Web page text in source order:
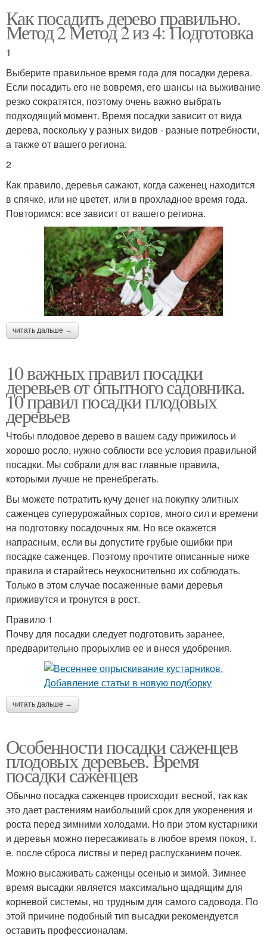
Как посадить дерево правильно.
Метод 2 Метод 2 из 4: Подготовка
1
Выберите правильное время года для посадки дерева.
Если посадить его не вовремя, его шансы на выживание
резко сократятся, поэтому очень важно выбрать
подходящий момент. Время посадки зависит от вида
дерева, поскольку у разных видов - разные потребности,
а также от вашего региона.
2
Как правило, деревья сажают, когда саженец находится
в спячке, или не цветет, или в прохладное время года.
Повторимся: все зависит от вашего региона.
читать дальше →
10 важных правил посадки
деревьев от опытного садовника.
10 правил посадки плодовых
деревьев
Чтобы плодовое дерево в вашем саду прижилось и
хорошо росло, нужно соблюсти все условия правильной
посадки. Мы собрали для вас главные правила,
которыми лучше не пренебрегать.
Вы можете потратить кучу денег на покупку элитных
саженцев суперурожайных сортов, много сил и времени
на подготовку посадочных ям. Но все окажется
напрасным, если вы допустите грубые ошибки при
посадке саженцев. Поэтому прочтите описанные ниже
правила и старайтесь неукоснительно их соблюдать.
Только в этом случае посаженные вами деревья
приживутся и тронутся в рост.
Правило 1
Почву для посадки следует подготовить заранее,
предварительно прорыхлив ее и внеся удобрения.
читать дальше →
Особенности посадки саженцев
плодовых деревьев. Время
посадки саженцев
Обычно посадка саженцев происходит весной, так как
это дает растениям наибольший срок для укоренения и
роста перед зимними холодами. Но при этом кустарники
и деревья можно пересаживать в любое время покоя, т.
е. после сброса листвы и перед распусканием почек.
Можно высаживать саженцы осенью и зимой. Зимнее
время высадки является максимально щадящим для
корневой системы, но трудным для самого садовода. По
этой причине подобный тип высадки рекомендуется
оставить профессионалам.